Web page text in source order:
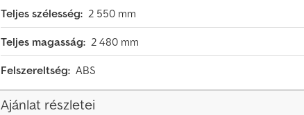
Teljes szélesség: 2 550 mm
Teljes magasság: 2 480 mm
Felszereltség: ABS
Ajánlat részletei